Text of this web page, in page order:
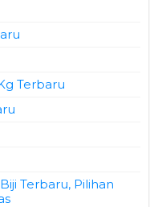
Terbaru
Terbaru, Pilihan